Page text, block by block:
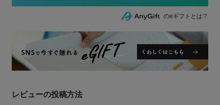
のeギフトとは？
レビューの投稿方法